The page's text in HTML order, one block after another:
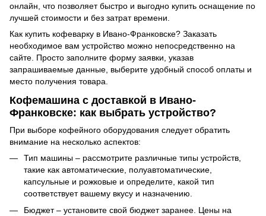
онлайн, что позволяет быстро и выгодно купить оснащение по
лучшей стоимости и без затрат времени.
Как купить кофеварку в Ивано-Франковске? Заказать
необходимое вам устройство можно непосредственно на
сайте. Просто заполните форму заявки, указав
запрашиваемые данные, выберите удобный способ оплаты и
место получения товара.
Кофемашина с доставкой в Ивано-
Франковске: как выбрать устройство?
При выборе кофейного оборудования следует обратить
внимание на несколько аспектов:
Тип машины – рассмотрите различные типы устройств,
такие как автоматические, полуавтоматические,
капсульные и рожковые и определите, какой тип
соответствует вашему вкусу и назначению.
Бюджет – установите свой бюджет заранее. Цены на